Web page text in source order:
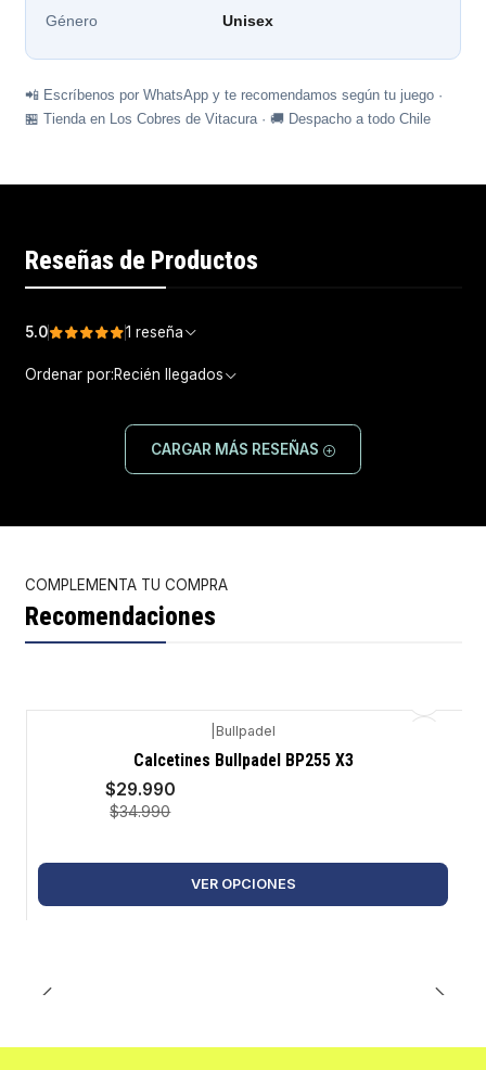
Género Unisex
📲 Escríbenos por WhatsApp y te recomendamos según tu juego ·
🏪 Tienda en Los Cobres de Vitacura · 🚚 Despacho a todo Chile
Reseñas de Productos
5.0 1 reseña
Ordenar por:Recién llegados
CARGAR MÁS RESEÑAS
COMPLEMENTA TU COMPRA
Recomendaciones
Bullpadel
Calcetines Bullpadel BP255 X3
$29.990
$34.990
VER OPCIONES